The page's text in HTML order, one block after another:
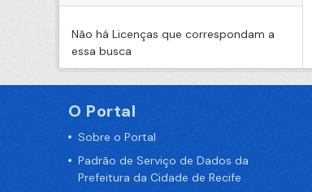
Não há Licenças que correspondam a
essa busca
O Portal
Sobre o Portal
Padrão de Serviço de Dados da
Prefeitura da Cidade de Recife